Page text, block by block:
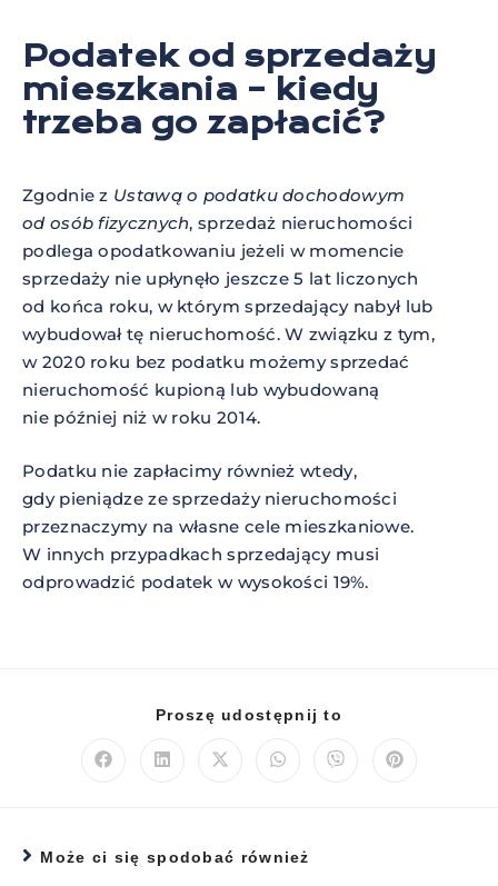
Podatek od sprzedaży
mieszkania – kiedy
trzeba go zapłacić?
Zgodnie z Ustawą o podatku dochodowym
od osób fizycznych, sprzedaż nieruchomości
podlega opodatkowaniu jeżeli w momencie
sprzedaży nie upłynęło jeszcze 5 lat liczonych
od końca roku, w którym sprzedający nabył lub
wybudował tę nieruchomość. W związku z tym,
w 2020 roku bez podatku możemy sprzedać
nieruchomość kupioną lub wybudowaną
nie później niż w roku 2014.
Podatku nie zapłacimy również wtedy,
gdy pieniądze ze sprzedaży nieruchomości
przeznaczymy na własne cele mieszkaniowe.
W innych przypadkach sprzedający musi
odprowadzić podatek w wysokości 19%.
Proszę udostępnij to
Może ci się spodobać również